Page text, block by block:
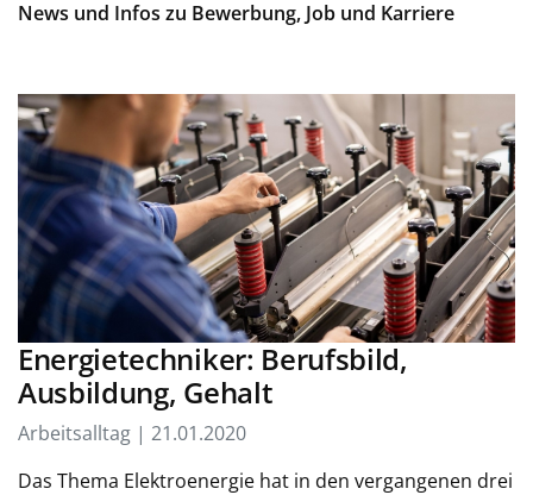
News und Infos zu Bewerbung, Job und Karriere
Energietechniker: Berufsbild,
Ausbildung, Gehalt
Arbeitsalltag | 21.01.2020
Das Thema Elektroenergie hat in den vergangenen drei